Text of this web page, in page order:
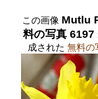
この画像 Mutlu
料の写真 6197
成された無料の